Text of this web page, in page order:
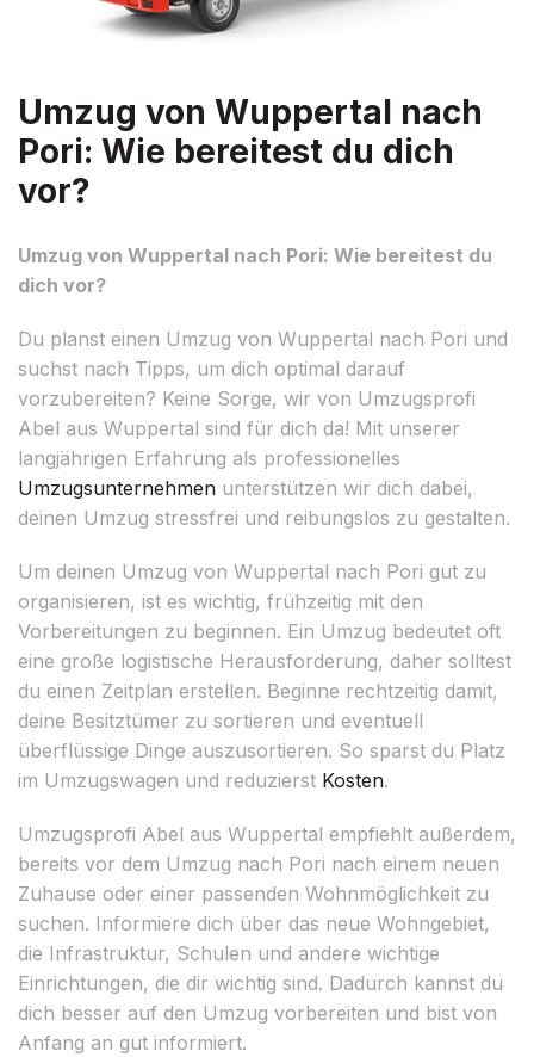
Umzug von Wuppertal nach
Pori: Wie bereitest du dich
vor?
Umzug von Wuppertal nach Pori: Wie bereitest du
dich vor?
Du planst einen Umzug von Wuppertal nach Pori und
suchst nach Tipps, um dich optimal darauf
vorzubereiten? Keine Sorge, wir von Umzugsprofi
Abel aus Wuppertal sind für dich da! Mit unserer
langjährigen Erfahrung als professionelles
Umzugsunternehmen unterstützen wir dich dabei,
deinen Umzug stressfrei und reibungslos zu gestalten.
Um deinen Umzug von Wuppertal nach Pori gut zu
organisieren, ist es wichtig, frühzeitig mit den
Vorbereitungen zu beginnen. Ein Umzug bedeutet oft
eine große logistische Herausforderung, daher solltest
du einen Zeitplan erstellen. Beginne rechtzeitig damit,
deine Besitztümer zu sortieren und eventuell
überflüssige Dinge auszusortieren. So sparst du Platz
im Umzugswagen und reduzierst Kosten.
Umzugsprofi Abel aus Wuppertal empfiehlt außerdem,
bereits vor dem Umzug nach Pori nach einem neuen
Zuhause oder einer passenden Wohnmöglichkeit zu
suchen. Informiere dich über das neue Wohngebiet,
die Infrastruktur, Schulen und andere wichtige
Einrichtungen, die dir wichtig sind. Dadurch kannst du
dich besser auf den Umzug vorbereiten und bist von
Anfang an gut informiert.